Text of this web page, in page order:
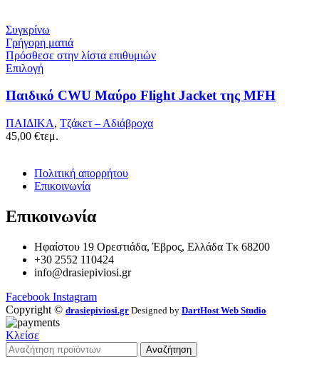
Συγκρίνω
Γρήγορη ματιά
Πρόσθεσε στην λίστα επιθυμιών
Επιλογή
Παιδικό CWU Μαύρο Flight Jacket της MFH
ΠΑΙΔΙΚΑ, Τζάκετ – Αδιάβροχα
45,00 €τεμ.
Πολιτική απορρήτου
Επικοινωνία
Επικοινωνία
Ηφαίστου 19 Ορεστιάδα, Έβρος, Ελλάδα Τκ 68200
+30 2552 110424
info@drasiepiviosi.gr
Facebook Instagram
Copyright © drasiepiviosi.gr Designed by DartHost Web Studio
Κλείσε
Αναζήτηση